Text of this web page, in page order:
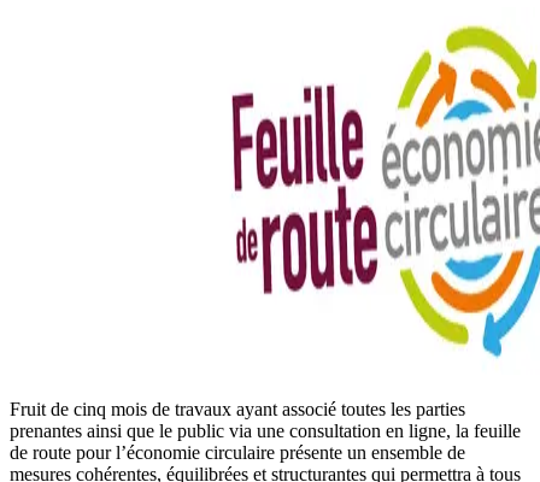
Fruit de cinq mois de travaux ayant associé toutes les parties
prenantes ainsi que le public via une consultation en ligne, la feuille
de route pour l’économie circulaire présente un ensemble de
mesures cohérentes, équilibrées et structurantes qui permettra à tous